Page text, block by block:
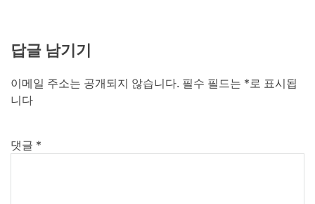
답글 남기기
이메일 주소는 공개되지 않습니다. 필수 필드는 * 로 표시됩
니다
댓글 *